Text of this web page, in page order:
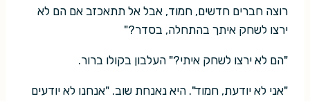
רוצה חברים חדשים, חמוד, אבל אל תתאכזב אם הם לא
ירצו לשחק איתך בהתחלה, בסדר?"
"הם לא ירצו לשחק איתי?" העלבון בקולו ברור.
"אני לא יודעת, חמוד". היא נאנחת שוב. "אנחנו לא יודעים